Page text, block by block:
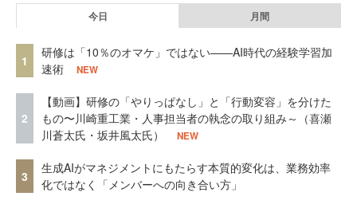
今日 月間
1
研修は「10％のオマケ」ではない——AI時代の経験学習加
速術
NEW
2
【動画】研修の「やりっぱなし」と「行動変容」を分けた
もの〜川崎重工業・人事担当者の執念の取り組み～（喜瀬
川蒼太氏・坂井風太氏）
NEW
3
生成AIがマネジメントにもたらす本質的変化は、業務効率
化ではなく「メンバーへの向き合い方」